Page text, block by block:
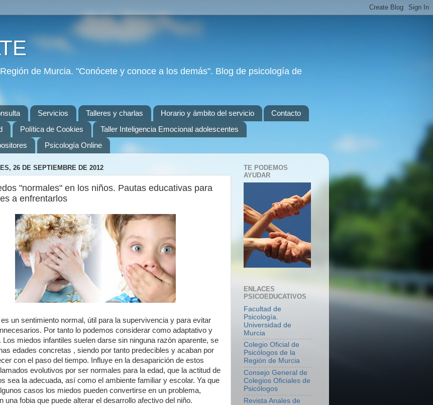
de Murcia. "Conócete y conoce a los demás". Blog de psicología de
Servicios Talleres y charlas Horario y ámbito del servicio
Contacto
Política de Cookies
Taller Inteligencia Emocional adolescentes
Psicología Online
26 DE SEPTIEMBRE DE 2012
"normales" en los niños. Pautas educativas para
a enfrentarlos
es un sentimiento normal, útil para la supervivencia y para evitar
Por tanto lo podemos considerar como adaptativo y
Los miedos infantiles suelen darse sin ninguna razón aparente, se
edades concretas , siendo por tanto predecibles y acaban por
con el paso del tiempo. Influye en la desaparición de estos
evolutivos por ser normales para la edad, que la actitud de
sea la adecuada, así como el ambiente familiar y escolar. Ya que
casos los miedos pueden convertirse en un problema,
una fobia que puede alterar el desarrollo afectivo del niño.
TE PODEMOS
AYUDAR
ENLACES
PSICOEDUCATIVOS
Facultad de
Psicología.
Universidad de
Murcia
Colegio Oficial de
Psicólogos de la
Región de Murcia
Consejo General de
Colegios Oficiales de
Psicólogos
Revista Anales de